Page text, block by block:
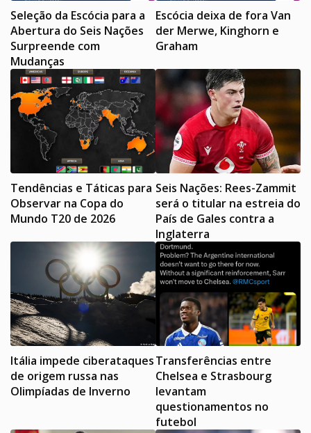
Seleção da Escócia para a
Abertura do Seis Nações
Surpreende com
Mudanças
Escócia deixa de fora Van
der Merwe, Kinghorn e
Graham
Tendências e Táticas para
Observar na Copa do
Mundo T20 de 2026
Seis Nações: Rees-Zammit
será o titular na estreia do
País de Gales contra a
Inglaterra
Itália impede ciberataques
de origem russa nas
Olimpíadas de Inverno
Transferências entre
Chelsea e Strasbourg
levantam
questionamentos no
futebol